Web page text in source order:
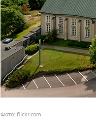
Фото: flickr.com